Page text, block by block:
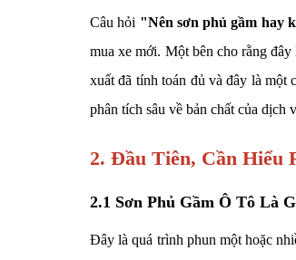
Câu hỏi "Nên sơn phủ gầm hay
mua xe mới. Một bên cho rằng
xuất đã tính toán đủ và đây là một
phân tích sâu về bản chất của
2. Đầu Tiên, Cần Hiểu
2.1 Sơn Phủ Gầm Ô Tô Là
Đây là quá trình phun một hoặc